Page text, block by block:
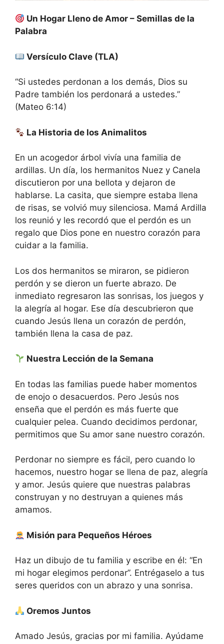
Un Hogar Lleno de Amor – Semillas de la
Palabra
Versículo Clave (TLA)
“Si ustedes perdonan a los demás, Dios su
Padre también los perdonará a ustedes.”
(Mateo 6:14)
La Historia de los Animalitos
En un acogedor árbol vivía una familia de
ardillas. Un día, los hermanitos Nuez y Canela
discutieron por una bellota y dejaron de
hablarse. La casita, que siempre estaba llena
de risas, se volvió muy silenciosa. Mamá Ardilla
los reunió y les recordó que el perdón es un
regalo que Dios pone en nuestro corazón para
cuidar a la familia.
Los dos hermanitos se miraron, se pidieron
perdón y se dieron un fuerte abrazo. De
inmediato regresaron las sonrisas, los juegos y
la alegría al hogar. Ese día descubrieron que
cuando Jesús llena un corazón de perdón,
también llena la casa de paz.
Nuestra Lección de la Semana
En todas las familias puede haber momentos
de enojo o desacuerdos. Pero Jesús nos
enseña que el perdón es más fuerte que
cualquier pelea. Cuando decidimos perdonar,
permitimos que Su amor sane nuestro corazón.
Perdonar no siempre es fácil, pero cuando lo
hacemos, nuestro hogar se llena de paz, alegría
y amor. Jesús quiere que nuestras palabras
construyan y no destruyan a quienes más
amamos.
Misión para Pequeños Héroes
Haz un dibujo de tu familia y escribe en él: “En
mi hogar elegimos perdonar”. Entrégaselo a tus
seres queridos con un abrazo y una sonrisa.
Oremos Juntos
Amado Jesús, gracias por mi familia. Ayúdame